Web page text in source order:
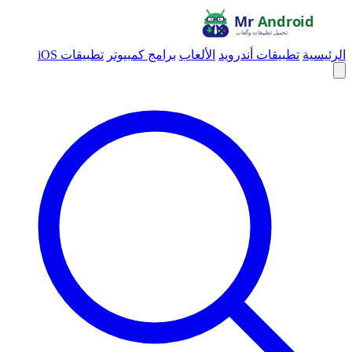
الرئيسية تطبيقات أندرويد الألعاب برامج كمبيوتر تطبيقات iOS